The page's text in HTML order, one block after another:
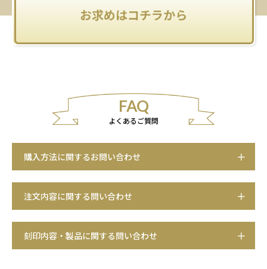
お求めはコチラから
FAQ
よくあるご質問
購入方法に関するお問い合わせ
注文内容に関する問い合わせ
刻印内容・製品に関する問い合わせ